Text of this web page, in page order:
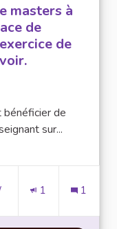
masters à
de
de
de
sur...
et Droit
1 1